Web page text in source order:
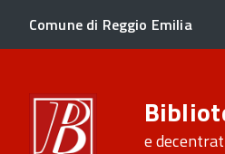
Comune di Reggio Emilia
e